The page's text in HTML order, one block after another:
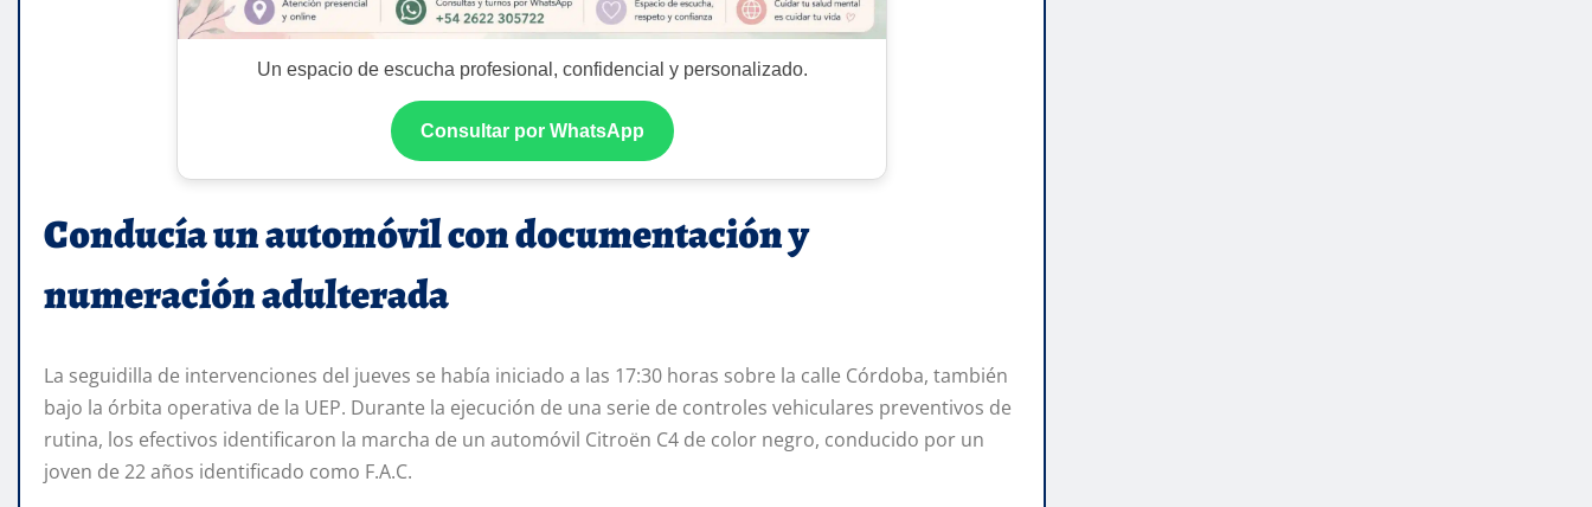
Un espacio de escucha profesional, confidencial y personalizado.
Consultar por WhatsApp
Conducía un automóvil con documentación y
numeración adulterada
La seguidilla de intervenciones del jueves se había iniciado a las 17:30 horas sobre la calle Córdoba, también
bajo la órbita operativa de la UEP. Durante la ejecución de una serie de controles vehiculares preventivos de
rutina, los efectivos identificaron la marcha de un automóvil Citroën C4 de color negro, conducido por un
joven de 22 años identificado como F.A.C.